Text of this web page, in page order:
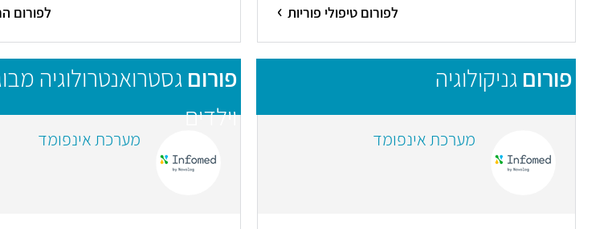
לפורום טיפולי פוריות
לפורום
פורום גניקולוגיה
מערכת אינפומד
פורום גסטרואנטרולוגיה
וילדים
מערכת אינפומד